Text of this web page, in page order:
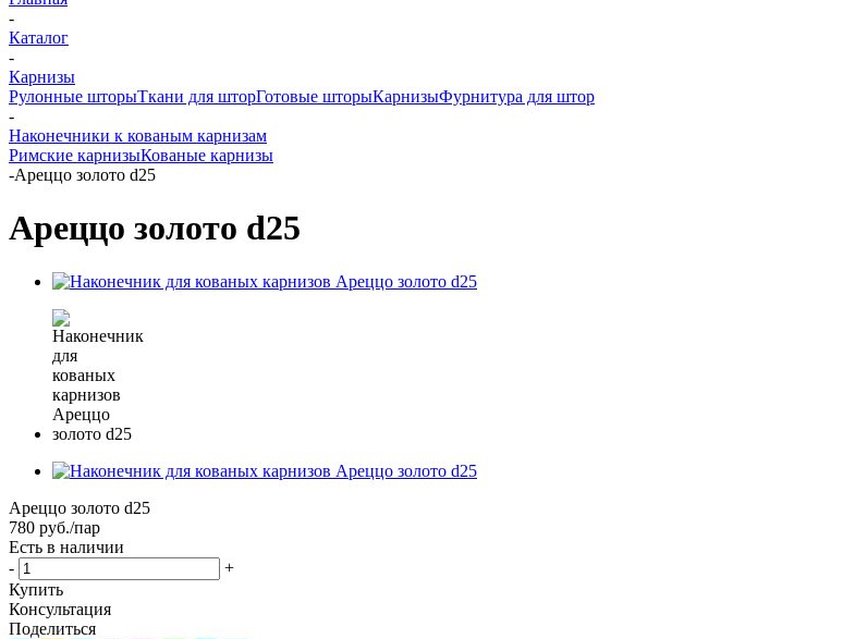
-
Каталог
-
Карнизы
Рулонные шторыТкани для шторГотовые шторыКарнизыФурнитура для штор
-
Наконечники к кованым карнизам
Римские карнизыКованые карнизы
-Ареццо золото d25
Ареццо золото d25
Ареццо золото d25
780 руб./пар
Есть в наличии
-
+
Купить
Консультация
Поделиться